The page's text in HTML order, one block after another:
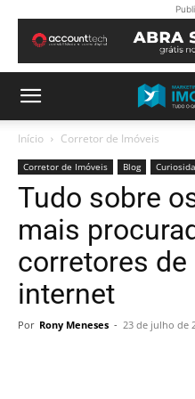
Início Corretor de Imóveis
Corretor de Imóveis Blog
Tudo sobre
mais
corretores
internet
Por Rony Meneses - 23 de julho de